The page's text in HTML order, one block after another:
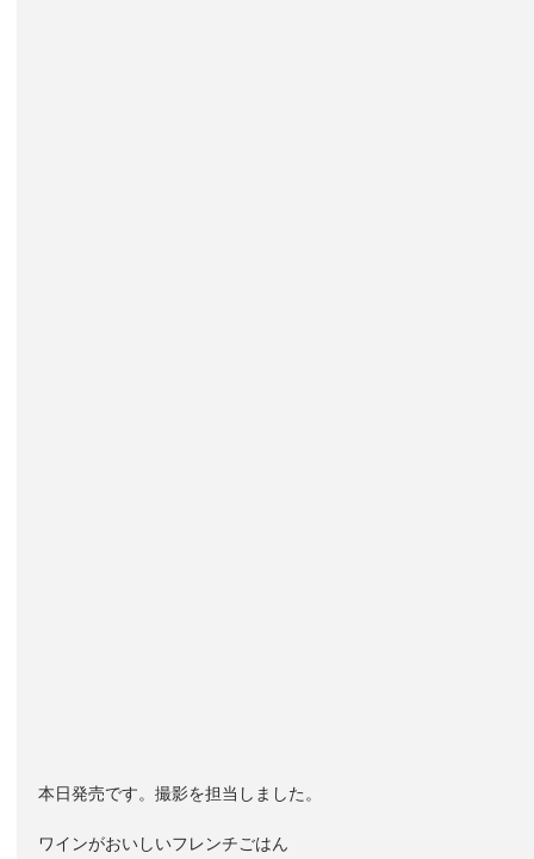
本日発売です。撮影を担当しました。
ワインがおいしいフレンチごはん